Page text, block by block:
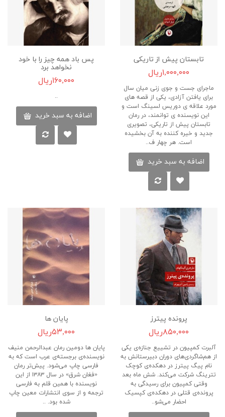
تابستان پیش از تاریکی
۱,۰۰۰,۰۰۰ریال
ماجرای جست و جوی زنی میان سال
برای یافتن آزادی، یکی از قصه های
مورد علاقه ی دوریس لسینگ است و
این نویسنده ی توانمند، در رمان
تابستان پیش از تاریکی، تصویری
جدید و خیره کننده به آن بخشیده
است. هر چهار ف..
اضافه به سبد خرید
پس باد همه چیز را با خود
نخواهد برد
۱۶۰,۰۰۰ریال
..
اضافه به سبد خرید
پرونده پیترز
۸۵۰,۰۰۰ریال
آلبرت کمپیون در تشییع جنازه‌ی یکی
از هم‌شاگردی‌های دوران دبیرستانش به
نام پیگ پیترز در دهکده‌ی کوچک
تترینگ شرکت می‌کند. شش ماه بعد
وقتی کمپیون برای رسیدگی به
پرونده‌ی قتلی در دهکده‌ی کپسیک
احضار می‌شو..
پایان ها
۵۳,۰۰۰ریال
پایان ها دومین رمان عبدالرحمن منیف
نویسنده‌ی برجسته‌ی عرب است که به
فارسی چاپ می‌شود. پیش‌تر رمان
«فغان شرق» در سال ۱۳۸۳ از این
نویسنده با همین قلم به فارسی
ترجمه و از سوی انتشارات معین چاپ
شده بود. ..